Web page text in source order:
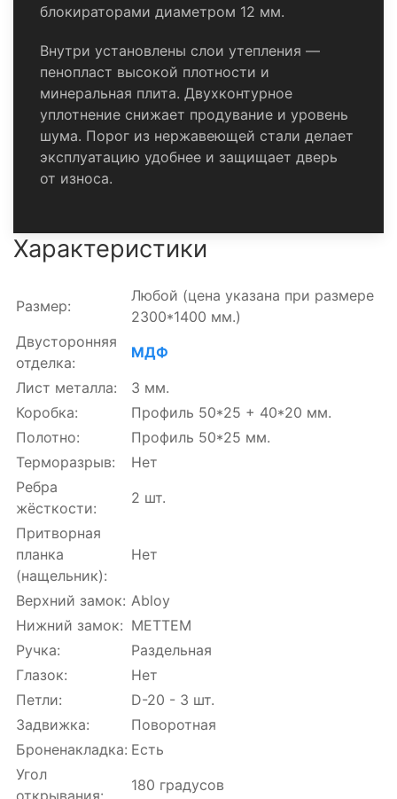
блокираторами диаметром 12 мм.
Внутри установлены слои утепления —
пенопласт высокой плотности и
минеральная плита. Двухконтурное
уплотнение снижает продувание и уровень
шума. Порог из нержавеющей стали делает
эксплуатацию удобнее и защищает дверь
от износа.
Характеристики
Размер:
Любой (цена указана при размере
2300*1400 мм.)
Двусторонняя
отделка:
МДФ
Лист металла:
3 мм.
Коробка:
Профиль 50*25 + 40*20 мм.
Полотно:
Профиль 50*25 мм.
Терморазрыв:
Нет
Ребра
жёсткости:
2 шт.
Притворная
планка
(нащельник):
Нет
Верхний замок: Abloy
Нижний замок: МЕТТЕМ
Ручка:
Раздельная
Глазок:
Нет
Петли:
D-20 - 3 шт.
Задвижка:
Поворотная
Броненакладка: Есть
Угол
открывания:
180 градусов